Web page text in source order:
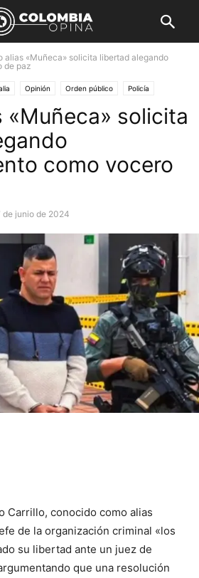
alias «Muñeca» solicita libertad alegando
de paz
Opinión Orden público Policía
«Muñeca» solicita
como vocero
de junio de 2024
Carrillo, conocido como alias
de la organización criminal «los
su libertad ante un juez de
que una resolución